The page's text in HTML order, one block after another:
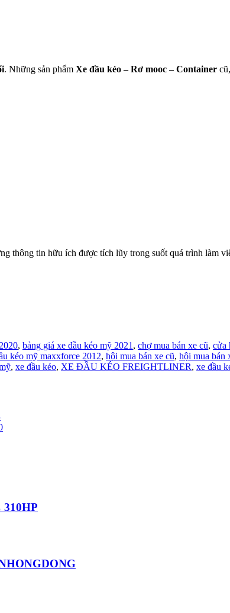
. Những sản phẩm Xe đầu kéo – Rơ mooc – Container
tin hữu ích được tích lũy trong suốt quá trình làm
, bảng giá xe đầu kéo mỹ 2021 , chợ mua bán xe cũ, cửa
kéo mỹ maxxforce 2012, hội mua bán xe cũ, hội mua bán
, xe đầu kéo, XE ĐẦU KÉO FREIGHTLINER, xe đầu